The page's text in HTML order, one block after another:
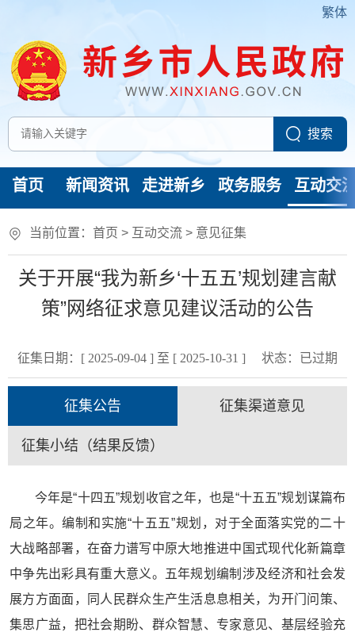
繁体
首页 新闻资讯 走进新乡 政务服务 互动交
当前位置： 首页 > 互动交流 > 意见征集
关于开展“我为新乡‘十五五’规划建言献
策”网络征求意见建议活动的公告
征集日期：[ 2025-09-04 ] 至 [ 2025-10-31 ] 状态： 已过期
征集公告 征集渠道意见
征集小结（结果反馈）
今年是“十四五”规划收官之年，也是“十五五”规划谋篇布
局之年。编制和实施“十五五”规划，对于全面落实党的二十
大战略部署，在奋力谱写中原大地推进中国式现代化新篇章
中争先出彩具有重大意义。五年规划编制涉及经济和社会发
展方方面面，同人民群众生产生活息息相关，为开门问策、
集思广益，把社会期盼、群众智慧、专家意见、基层经验充